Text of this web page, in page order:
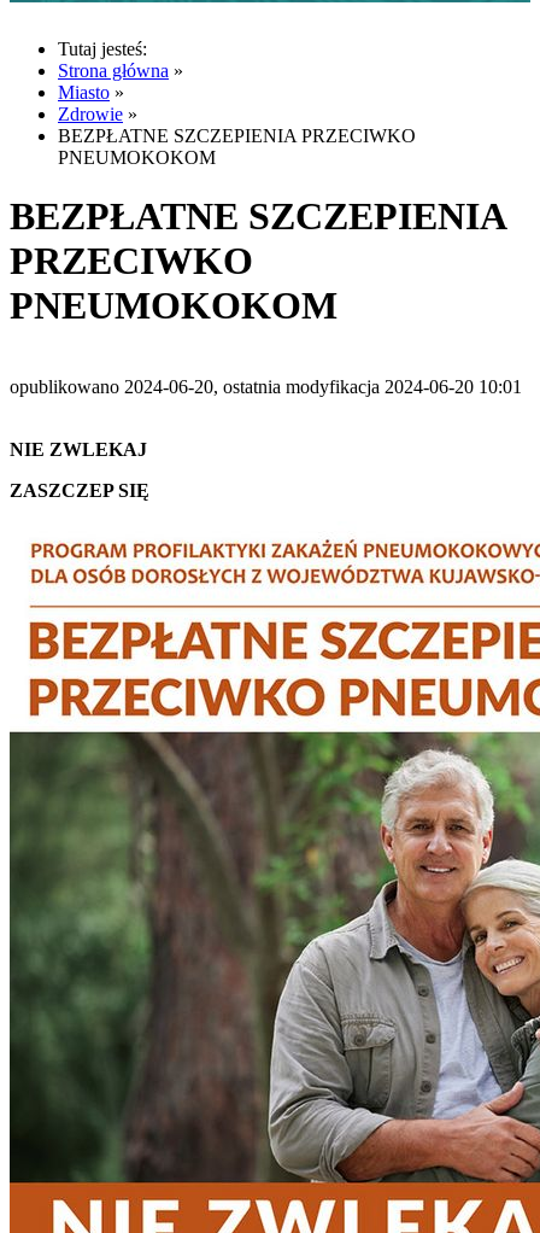
Tutaj jesteś:
Strona główna »
Miasto »
Zdrowie »
BEZPŁATNE SZCZEPIENIA PRZECIWKO
PNEUMOKOKOM
BEZPŁATNE SZCZEPIENIA
PRZECIWKO
PNEUMOKOKOM
opublikowano 2024-06-20, ostatnia modyfikacja 2024-06-20 10:01
NIE ZWLEKAJ
ZASZCZEP SIĘ